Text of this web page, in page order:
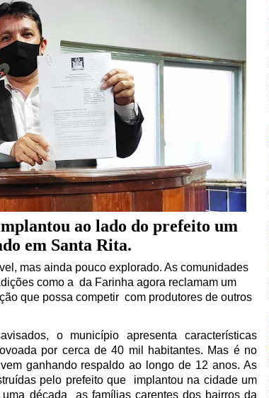
ao lado do prefeito um
em Santa Rita.
mas ainda pouco explorado. As comunidades
como a da Farinha agora reclamam um
que possa competir com produtores de outros
o município apresenta características
por cerca de 40 mil habitantes. Mas é no
ganhando respaldo ao longo de 12 anos. As
pelo prefeito que
implantou na cidade um
década
as famílias carentes dos bairros da